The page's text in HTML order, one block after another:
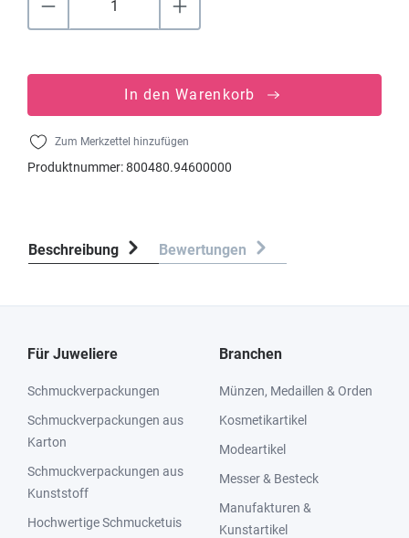
In den Warenkorb
Zum Merkzettel hinzufügen
Produktnummer:800480.94600000
Beschreibung Bewertungen
Für Juweliere
Schmuckverpackungen
Schmuckverpackungen aus
Karton
Schmuckverpackungen aus
Kunststoff
Hochwertige Schmucketuis
Branchen
Münzen, Medaillen & Orden
Kosmetikartikel
Modeartikel
Messer & Besteck
Manufakturen &
Kunstartikel